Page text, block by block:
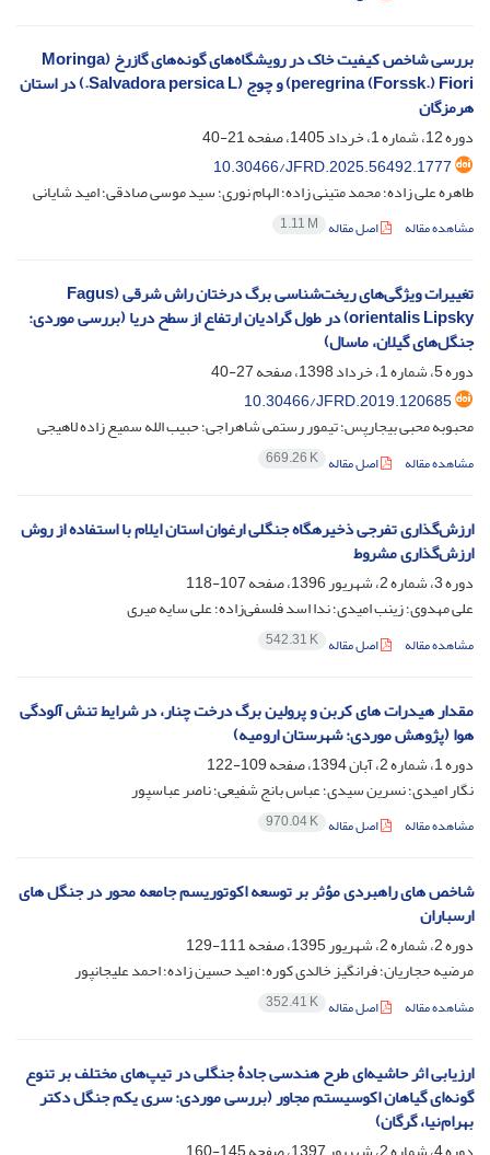
بررسی شاخص کیفیت خاک در رویشگاه‌های گونه‌های گازرخ (Moringa
peregrina (Forssk.) Fiori) و چوج (Salvadora persica L.) در استان
هرمزگان
دوره 12، شماره 1، خرداد 1405، صفحه
21-40
10.30466/JFRD.2025.56492.1777
طاهره علی زاده؛ محمد متینی زاده؛ الهام نوری؛ سید موسی صادقی؛ امید شایانی
مشاهده مقاله اصل مقاله 1.11 M
تغییرات ویژگی‌های ریخت‌شناسی برگ درختان راش شرقی (Fagus
orientalis Lipsky) در طول گرادیان ارتفاع از سطح دریا (بررسی موردی:
جنگل‌های گیلان، ماسال)
دوره 5، شماره 1، خرداد 1398، صفحه
27-40
10.30466/JFRD.2019.120685
محبوبه محبی بیجارپس؛ تیمور رستمی شاهراجی؛ حبیب الله سمیع زاده لاهیجی
مشاهده مقاله اصل مقاله 669.26 K
ارزش‌گذاری تفرجی ذخیره‎گاه جنگلی ارغوان استان ایلام با استفاده از روش
ارزش‌گذاری مشروط
دوره 3، شماره 2، شهریور 1396، صفحه
107-118
علی مهدوی؛ زینب امیدی؛ ندا اسد فلسفی‌زاده؛ علی سایه میری
مشاهده مقاله اصل مقاله 542.31 K
مقدار هیدرات های کربن و پرولین برگ درخت چنار، در شرایط تنش آلودگی
هوا (پژوهش موردی: شهرستان ارومیه)
دوره 1، شماره 2، آبان 1394، صفحه
109-122
نگار امیدی؛ نسرین سیدی؛ عباس بانج شفیعی؛ ناصر عباسپور
مشاهده مقاله اصل مقاله 970.04 K
شاخص های راهبردی مؤثر بر توسعه اکوتوریسم جامعه محور در جنگل های
ارسباران
دوره 2، شماره 2، شهریور 1395، صفحه
111-129
مرضیه حجاریان؛ فرانگیز خالدی کوره؛ امید حسین زاده؛ احمد علیجانپور
مشاهده مقاله اصل مقاله 352.41 K
ارزیابی اثر حاشیه‌ای طرح هندسی جادۀ جنگلی در تیپ‌های مختلف بر تنوع
گونه‌ای گیاهان اکوسیستم مجاور (بررسی موردی: سری یکم جنگل دکتر‌
بهرام‌نیا، گرگان)